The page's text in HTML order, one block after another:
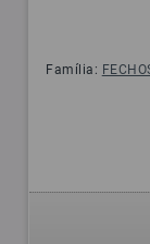
Família: